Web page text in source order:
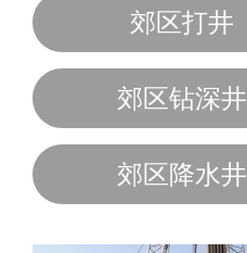
郊区打井
郊区钻深井
郊区降水井